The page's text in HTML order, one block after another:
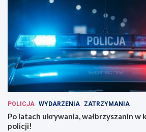
POLICJA WYDARZENIA ZATRZYMANIA
Po latach ukrywania, wałbrzyszanin w
policji!